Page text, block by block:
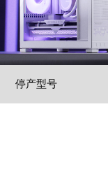
停产型号